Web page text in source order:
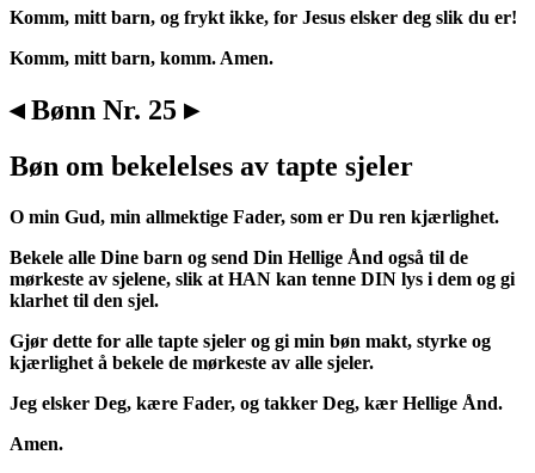
Komm, mitt barn, og frykt ikke, for Jesus elsker deg slik du er!
Komm, mitt barn, komm. Amen.
◂ Bønn Nr. 25 ▸
Bøn om bekelelses av tapte sjeler
O min Gud, min allmektige Fader, som er Du ren kjærlighet.
Bekele alle Dine barn og send Din Hellige Ånd også til de
mørkeste av sjelene, slik at HAN kan tenne DIN lys i dem og gi
klarhet til den sjel.
Gjør dette for alle tapte sjeler og gi min bøn makt, styrke og
kjærlighet å bekele de mørkeste av alle sjeler.
Jeg elsker Deg, kære Fader, og takker Deg, kær Hellige Ånd.
Amen.